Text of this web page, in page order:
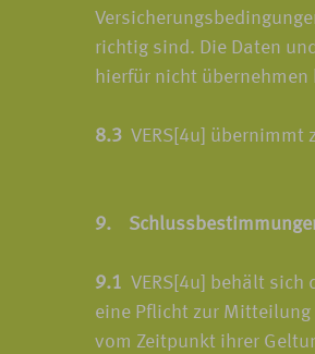
richtig sind. Die Daten
hierfür nicht übernehmen
8.3 VERS[4u]
9.
9.1 VERS[4u] behält
eine Pflicht zur
vom Zeitpunkt ihrer